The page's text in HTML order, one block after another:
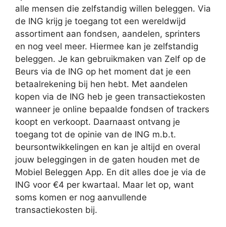
alle mensen die zelfstandig willen beleggen. Via
de ING krijg je toegang tot een wereldwijd
assortiment aan fondsen, aandelen, sprinters
en nog veel meer. Hiermee kan je zelfstandig
beleggen. Je kan gebruikmaken van Zelf op de
Beurs via de ING op het moment dat je een
betaalrekening bij hen hebt. Met aandelen
kopen via de ING heb je geen transactiekosten
wanneer je online bepaalde fondsen of trackers
koopt en verkoopt. Daarnaast ontvang je
toegang tot de opinie van de ING m.b.t.
beursontwikkelingen en kan je altijd en overal
jouw beleggingen in de gaten houden met de
Mobiel Beleggen App. En dit alles doe je via de
ING voor €4 per kwartaal. Maar let op, want
soms komen er nog aanvullende
transactiekosten bij.